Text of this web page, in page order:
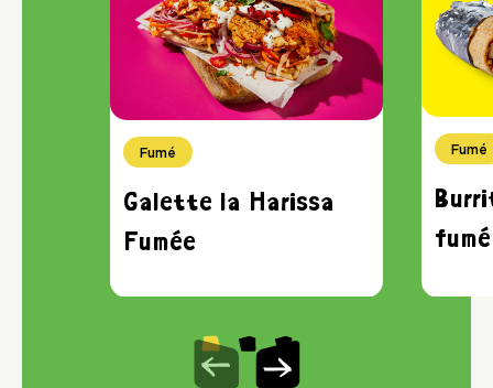
Fumé
Galette la Harissa
Fumée
Fumé
fumé